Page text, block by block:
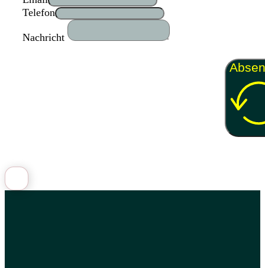
Telefon
Nachricht